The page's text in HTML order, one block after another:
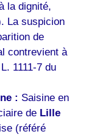
la dignité,
La suspicion
de
contrevient à
1111-7 du
: Saisine en
de Lille
(référé